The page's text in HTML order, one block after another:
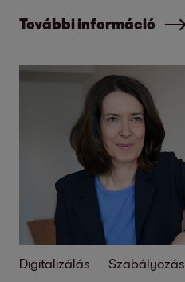
További információ
Digitalizálás Szabályozás